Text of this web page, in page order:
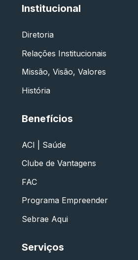
Institucional
Diretoria
Relações Institucionais
Missão, Visão, Valores
História
Benefícios
ACI | Saúde
Clube de Vantagens
FAC
Programa Empreender
Sebrae Aqui
Serviços